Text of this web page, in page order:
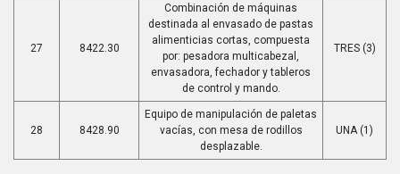
27 8422.30
Combinación de máquinas
destinada al envasado de pastas
alimenticias cortas, compuesta
por: pesadora multicabezal,
envasadora, fechador y tableros
de control y mando.
TRES (3)
28 8428.90
Equipo de manipulación de paletas
vacías, con mesa de rodillos
desplazable.
UNA (1)